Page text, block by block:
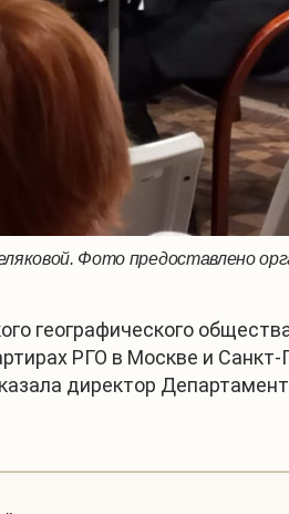
Фото предоставлено
географического
РГО в Москве и Санкт-
директор